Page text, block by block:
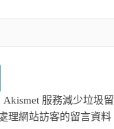
服務減少垃圾留
理網站訪客的留言資料